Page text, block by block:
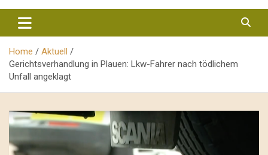
Vogtlandstreicher
Home
Aktuell
Gerichtsverhandlung in Plauen: Lkw-Fahrer nach tödlichem
Unfall angeklagt